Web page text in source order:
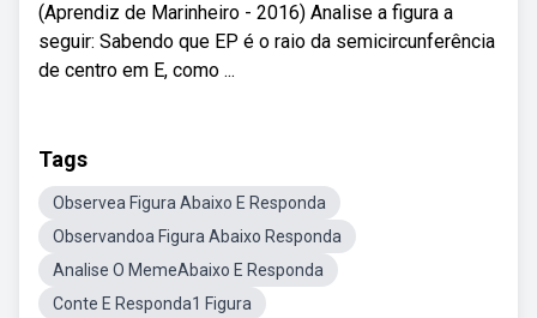
(Aprendiz de Marinheiro - 2016) Analise a figura a
seguir: Sabendo que EP é o raio da semicircunferência
de centro em E, como ...
Tags
Observea Figura Abaixo E Responda
Observandoa Figura Abaixo Responda
Analise O MemeAbaixo E Responda
Conte E Responda1 Figura